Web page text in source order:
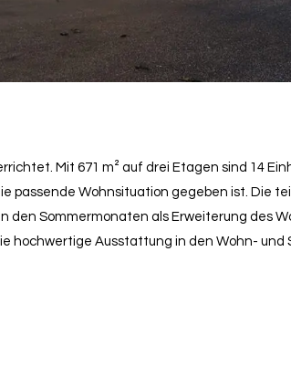
Mit 671 m² auf drei Etagen sind 14
passende Wohnsituation gegeben ist. Die
den Sommermonaten als Erweiterung des
hochwertige Ausstattung in den Wohn-